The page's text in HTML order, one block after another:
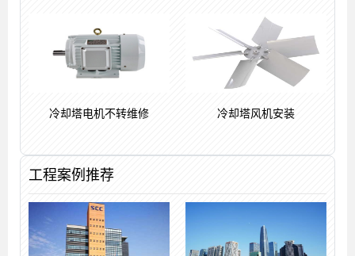
冷却塔电机不转维修 冷却塔风机安装
工程案例推荐